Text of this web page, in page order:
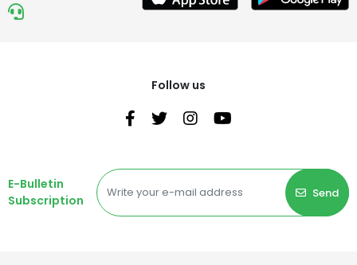
Follow us
E-Bulletin
Subscription
Send